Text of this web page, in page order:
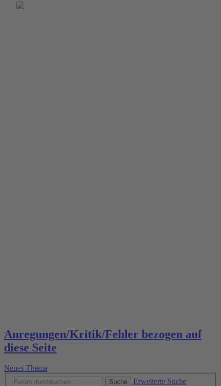
Anregungen/Kritik/Fehler bezogen auf
diese Seite
Neues Thema
Suche
Erweiterte Suche